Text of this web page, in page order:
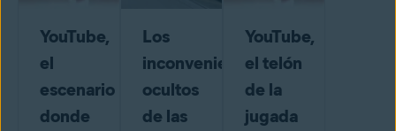
YouTube,
el
escenario
donde
Los
inconvenientes
ocultos
de las
YouTube,
el telón
de la
jugada